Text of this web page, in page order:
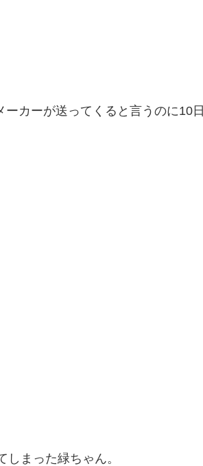
カーが送ってくると言うのに10日
まった緑ちゃん。